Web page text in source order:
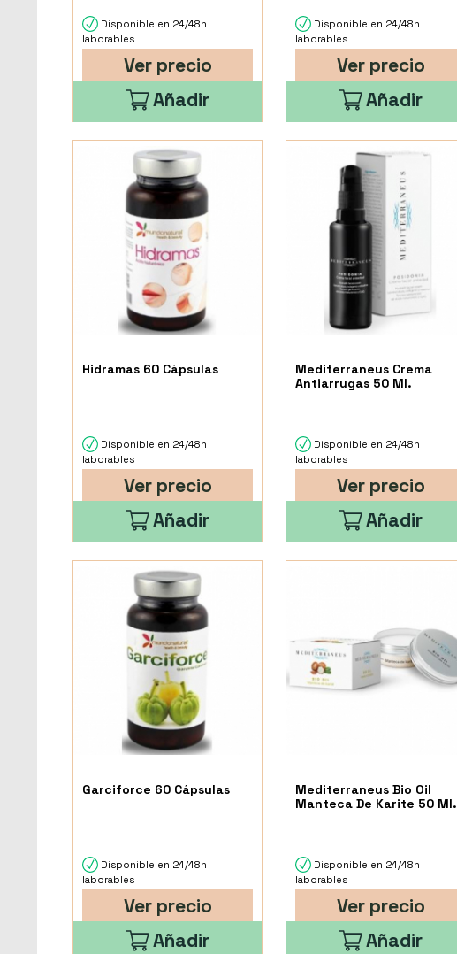
Disponible en 24/48h
laborables
Ver precio
Añadir
Disponible en 24/48h
laborables
Ver precio
Añadir
Hidramas 60 Cápsulas
Disponible en 24/48h
laborables
Ver precio
Añadir
Mediterraneus Crema
Antiarrugas 50 Ml.
Disponible en 24/48h
laborables
Ver precio
Añadir
Garciforce 60 Cápsulas
Disponible en 24/48h
laborables
Ver precio
Añadir
Mediterraneus Bio Oil
Manteca De Karite 50 Ml.
Disponible en 24/48h
laborables
Ver precio
Añadir